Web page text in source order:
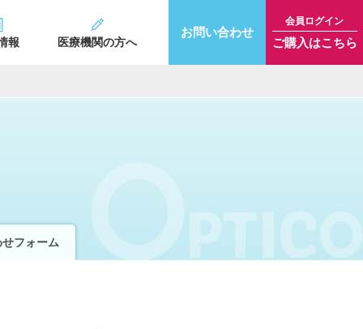
報 医療機関の方へ
お問い合わせ
会員ログイン
ご購入はこちら
フォーム